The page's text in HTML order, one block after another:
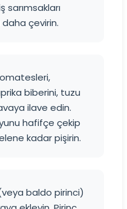
sarımsakları
daha çevirin.
biberini, tuzu
ilave edin.
hafifçe çekip
kadar pişirin.
baldo pirinci)